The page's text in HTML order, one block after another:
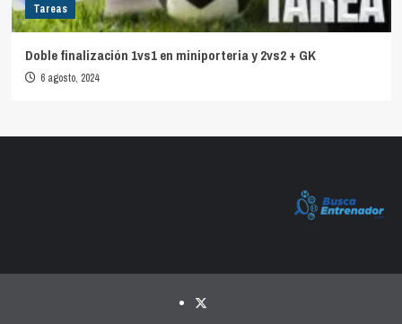
Tareas
Doble finalización 1vs1 en miniporteria y 2vs2 + GK
6 agosto, 2024
Twitter